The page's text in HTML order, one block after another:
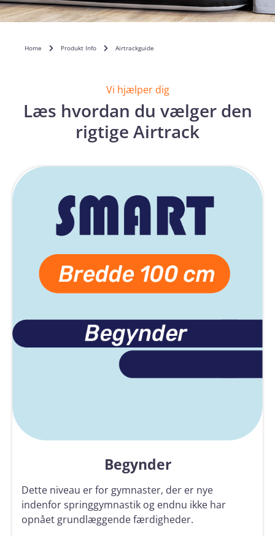
Home Produkt Info Airtrackguide
Vi hjælper dig
Læs hvordan du vælger den
rigtige Airtrack
Begynder
Dette niveau er for gymnaster, der er nye
indenfor springgymnastik og endnu ikke har
opnået grundlæggende færdigheder.